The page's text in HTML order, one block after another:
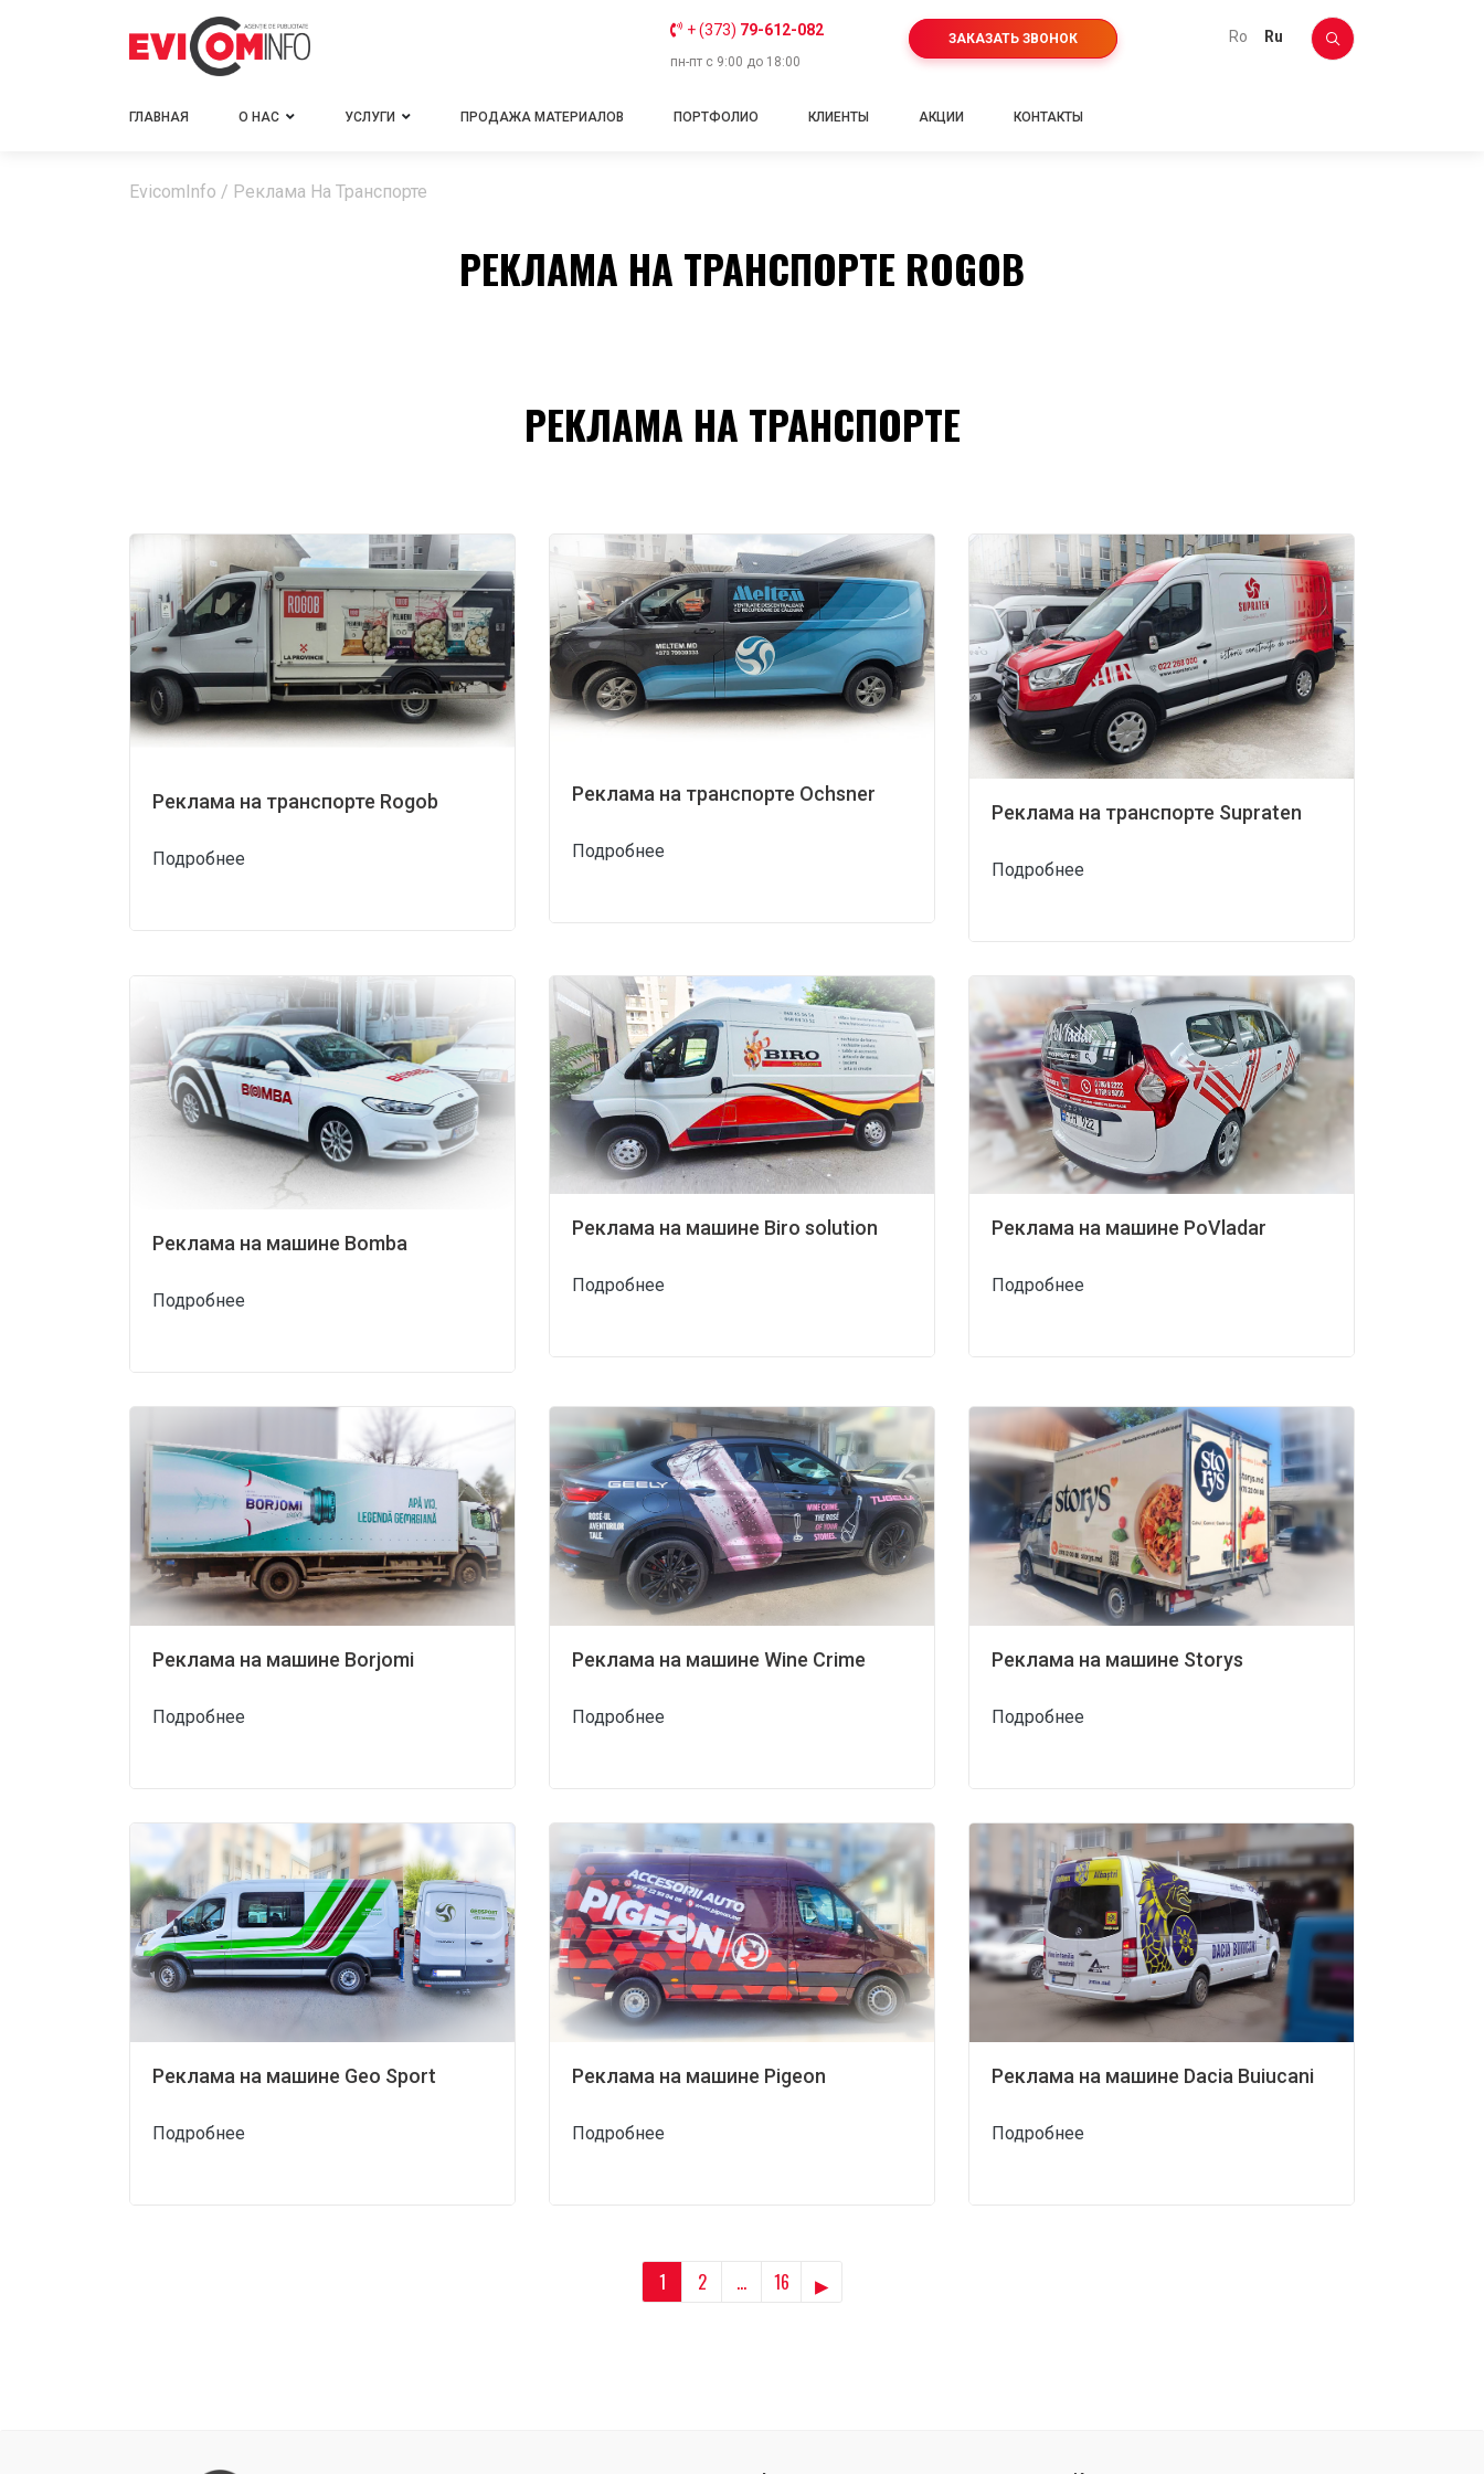
+ (373) 79-612-082
пн-пт с 9:00 до 18:00
ЗАКАЗАТЬ ЗВОНОК ro ru
ГЛАВНАЯ О НАС УСЛУГИ ПРОДАЖА МАТЕРИАЛОВ ПОРТФОЛИО КЛИЕНТЫ АКЦИИ КОНТАКТЫ
EvicomInfo / Реклама На Транспорте
РЕКЛАМА НА ТРАНСПОРТЕ ROGOB
РЕКЛАМА НА ТРАНСПОРТЕ
Реклама на транспорте Rogob
Подробнее
Реклама на транспорте Ochsner
Подробнее
Реклама на транспорте Supraten
Подробнее
Реклама на машине Bomba
Подробнее
Реклама на машине Biro solution
Подробнее
Реклама на машине PoVladar
Подробнее
Реклама на машине Borjomi
Подробнее
Реклама на машине Wine Crime
Подробнее
Реклама на машине Storys
Подробнее
Реклама на машине Geo Sport
Подробнее
Реклама на машине Pigeon
Подробнее
Реклама на машине Dacia Buiucani
Подробнее
1 2 … 16 ▸